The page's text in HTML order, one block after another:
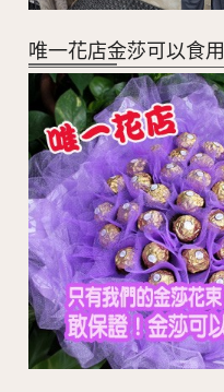
唯一花店金莎可以食用